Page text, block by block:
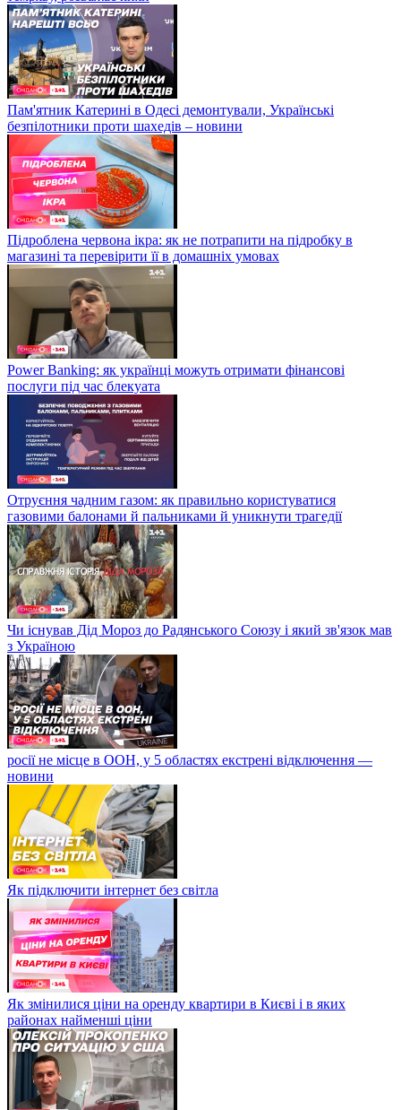
Пам'ятник Катерині в Одесі демонтували, Українські
безпілотники проти шахедів – новини
Підроблена червона ікра: як не потрапити на підробку в
магазині та перевірити її в домашніх умовах
Power Banking: як українці можуть отримати фінансові
послуги під час блекуата
Отруєння чадним газом: як правильно користуватися
газовими балонами й пальниками й уникнути трагедії
Чи існував Дід Мороз до Радянського Союзу і який зв'язок мав
з Україною
росії не місце в ООН, у 5 областях екстрені відключення —
новини
Як підключити інтернет без світла
Як змінилися ціни на оренду квартири в Києві і в яких
районах найменші ціни